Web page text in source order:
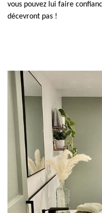
vous pouvez lui faire
décevront pas !